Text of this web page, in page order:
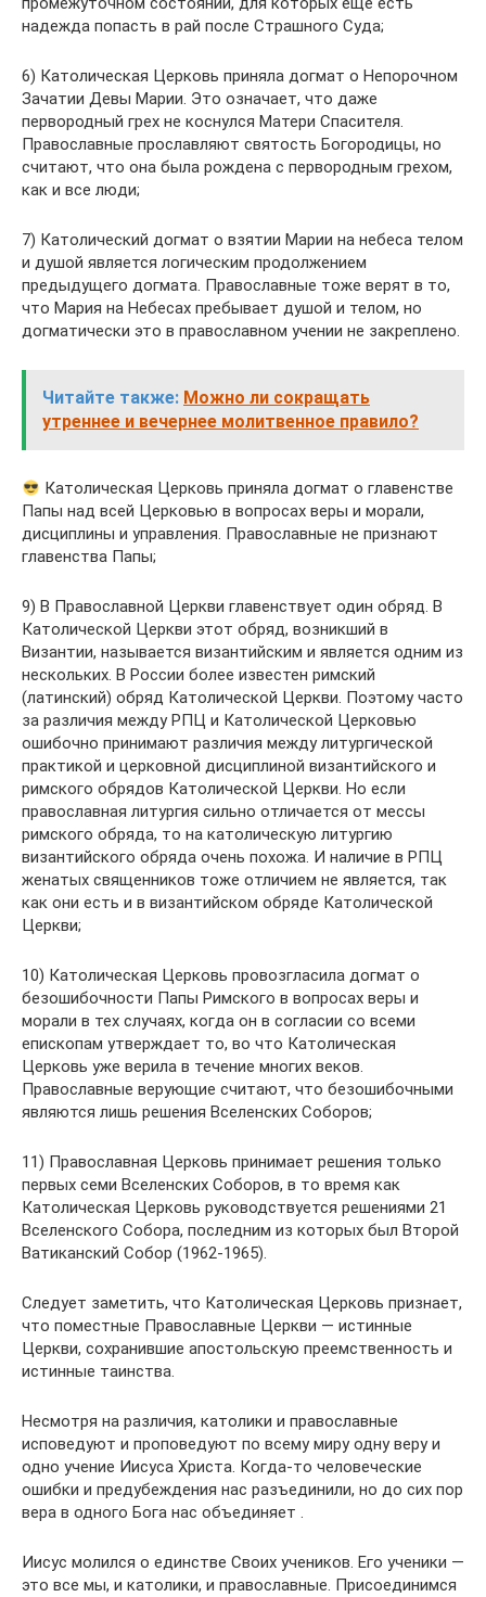
надежда попасть в рай после Страшного Суда;
6) Католическая Церковь приняла догмат о Непорочном
Зачатии Девы Марии. Это означает, что даже
первородный грех не коснулся Матери Спасителя.
Православные прославляют святость Богородицы, но
считают, что она была рождена с первородным грехом,
как и все люди;
7) Католический догмат о взятии Марии на небеса телом
и душой является логическим продолжением
предыдущего догмата. Православные тоже верят в то,
что Мария на Небесах пребывает душой и телом, но
догматически это в православном учении не закреплено.
Читайте также: Можно ли сокращать
утреннее и вечернее молитвенное правило?
Католическая Церковь приняла догмат о главенстве
Папы над всей Церковью в вопросах веры и морали,
дисциплины и управления. Православные не признают
главенства Папы;
9) В Православной Церкви главенствует один обряд. В
Католической Церкви этот обряд, возникший в
Византии, называется византийским и является одним из
нескольких. В России более известен римский
(латинский) обряд Католической Церкви. Поэтому часто
за различия между РПЦ и Католической Церковью
ошибочно принимают различия между литургической
практикой и церковной дисциплиной византийского и
римского обрядов Католической Церкви. Но если
православная литургия сильно отличается от мессы
римского обряда, то на католическую литургию
византийского обряда очень похожа. И наличие в РПЦ
женатых священников тоже отличием не является, так
как они есть и в византийском обряде Католической
Церкви;
10) Католическая Церковь провозгласила догмат о
безошибочности Папы Римского в вопросах веры и
морали в тех случаях, когда он в согласии со всеми
епископам утверждает то, во что Католическая
Церковь уже верила в течение многих веков.
Православные верующие считают, что безошибочными
являются лишь решения Вселенских Соборов;
11) Православная Церковь принимает решения только
первых семи Вселенских Соборов, в то время как
Католическая Церковь руководствуется решениями 21
Вселенского Собора, последним из которых был Второй
Ватиканский Собор (1962-1965).
Следует заметить, что Католическая Церковь признает,
что поместные Православные Церкви — истинные
Церкви, сохранившие апостольскую преемственность и
истинные таинства.
Несмотря на различия, католики и православные
исповедуют и проповедуют по всему миру одну веру и
одно учение Иисуса Христа. Когда-то человеческие
ошибки и предубеждения нас разъединили, но до сих пор
вера в одного Бога нас объединяет .
Иисус молился о единстве Своих учеников. Его ученики —
это все мы, и католики, и православные. Присоединимся